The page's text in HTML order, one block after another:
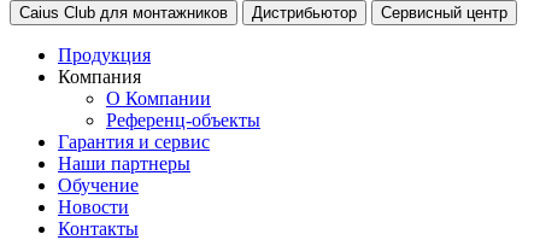
Caius Club для монтажников Дистрибьютор Сервисный центр
Продукция
Компания
О Компании
Референц-объекты
Гарантия и сервис
Наши партнеры
Обучение
Новости
Контакты